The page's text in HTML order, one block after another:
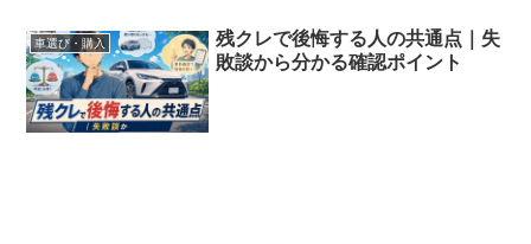
車選び・購入
残クレで後悔する人の共通点｜失
敗談から分かる確認ポイント